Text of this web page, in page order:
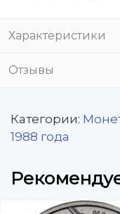
Характеристики
Отзывы
Категории:
1988 года